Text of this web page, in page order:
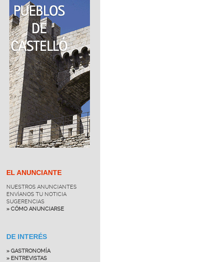
EL ANUNCIANTE
NUESTROS ANUNCIANTES
ENVÍANOS TU NOTICIA
SUGERENCIAS
» CÓMO ANUNCIARSE
DE INTERÉS
» GASTRONOMÍA
» ENTREVISTAS